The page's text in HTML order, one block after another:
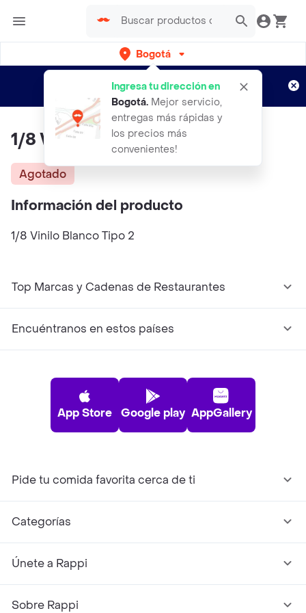
Bogotá
Ingresa tu dirección en
Bogotá. Mejor servicio,
entregas más rápidas y
los precios más
convenientes!
envíos gratis por semanas
Aplican TyC
1/8 Vinilo Blanco Tipo 2
Agotado
Información del producto
1/8 Vinilo Blanco Tipo 2
Top Marcas y Cadenas de Restaurantes
Encuéntranos en estos países
App Store Google play AppGallery
Pide tu comida favorita cerca de ti
Categorías
Únete a Rappi
Sobre Rappi